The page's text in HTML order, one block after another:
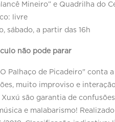
Mineiro” e Quadrilha do
livre
sábado, a partir das 16h
não pode parar
Palhaço de Picadeiro" conta
muito improviso e
são garantia de
e malabarismo!